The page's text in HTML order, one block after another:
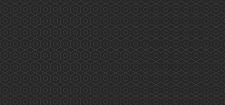
Hong Kong Pharmaceutical Journal
VOL 30 - NO.3 (SEP-DEC 2024)...
More
PSHK Practical Flu and Seasonal Vaccinations
Training Workshop
PSHK Practical Flu and Seasonal Vaccinations
Training Workshop (14 Nov 2018) PSHK will
offer you Face-to-Face training/workshop on
vaccination technique. The instructor is Mr. Alex
Leung, FRS...
More